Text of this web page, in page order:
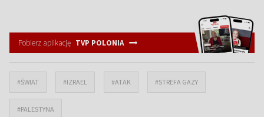
Pobierz aplikację TVP POLONIA
#ŚWIAT #IZRAEL #ATAK #STREFA GAZY
#PALESTYNA